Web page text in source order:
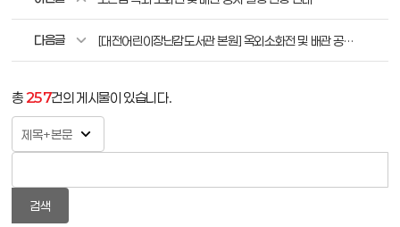
다음글 [대전어린이장난감도서관 본원] 옥외소화전 및 배관 공사 안내
총257건의 게시물이 있습니다.
검색